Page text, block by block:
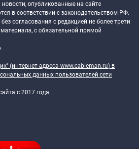
опубликованные на сайте
в соответствии с законодательством РФ.
согласования с редакцией не более трети
с обязательной прямой
(интернет-адреса www.cableman.ru) в
данных пользователей сети
c 2017 года